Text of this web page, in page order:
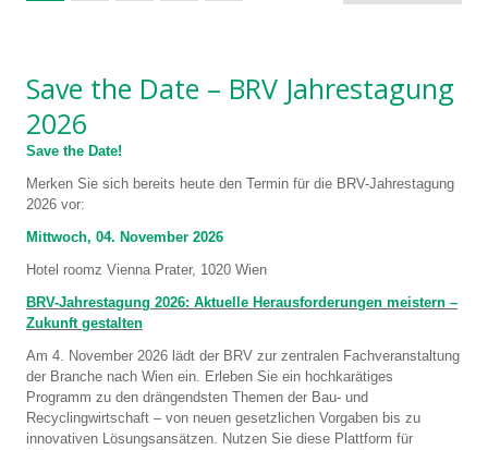
Save the Date – BRV Jahrestagung
2026
Save the Date!
Merken Sie sich bereits heute den Termin für die BRV-Jahrestagung
2026 vor:
Mittwoch, 04. November 2026
Hotel roomz Vienna Prater, 1020 Wien
BRV-Jahrestagung 2026: Aktuelle Herausforderungen meistern –
Zukunft gestalten
Am 4. November 2026 lädt der BRV zur zentralen Fachveranstaltung
der Branche nach Wien ein. Erleben Sie ein hochkarätiges
Programm zu den drängendsten Themen der Bau- und
Recyclingwirtschaft – von neuen gesetzlichen Vorgaben bis zu
innovativen Lösungsansätzen. Nutzen Sie diese Plattform für